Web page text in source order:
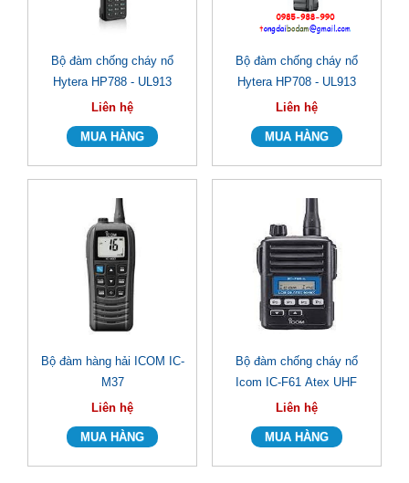
Bộ đàm chống cháy nổ
Hytera HP788 - UL913
Liên hệ
Bộ đàm chống cháy nổ
Hytera HP708 - UL913
Liên hệ
Bộ đàm hàng hải ICOM IC-
M37
Liên hệ
Bộ đàm chống cháy nổ
Icom IC-F61 Atex UHF
Liên hệ